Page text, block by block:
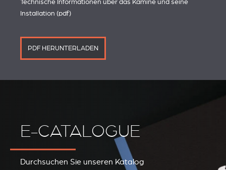
Installation (pdf)
PDF HERUNTERLADEN
E-CATALOGUE
Durchsuchen Sie unseren Katalog